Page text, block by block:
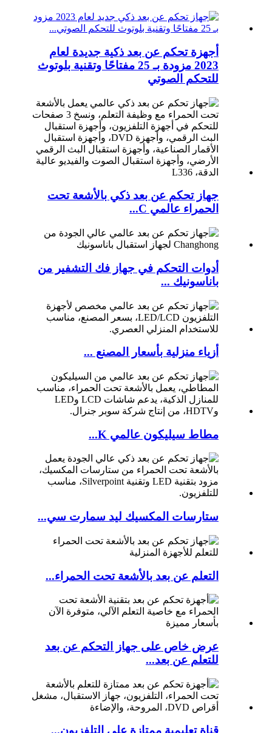
أجهزة تحكم عن بعد ذكية جديدة لعام
2023 مزودة بـ 25 مفتاحًا وتقنية بلوتوث
للتحكم الصوتي
جهاز تحكم عن بعد ذكي بالأشعة تحت
الحمراء عالمي C...
أدوات التحكم في جهاز فك التشفير من
باناسونيك ...
أزياء منزلية بأسعار المصنع ...
مطاط سيليكون عالمي K...
ستارسات المكسيك ليد سمارت سي...
التعلم عن بعد بالأشعة تحت الحمراء...
عرض خاص على جهاز التحكم عن بعد
للتعلم عن بعد...